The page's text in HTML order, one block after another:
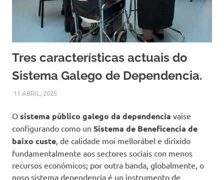
Tres características actuais do
Sistema Galego de Dependencia.
11 ABRIL, 2025ASGADED
MISCELANEA
O sistema público galego da dependencia vaise
configurando como un Sistema de Beneficencia de
baixo custe , de calidade moi mellorábel e dirixido
fundamentalmente aos sectores sociais con menos
recursos económicos; por outra banda, globalmente, o
noso sistema dependencia é un instrumento de